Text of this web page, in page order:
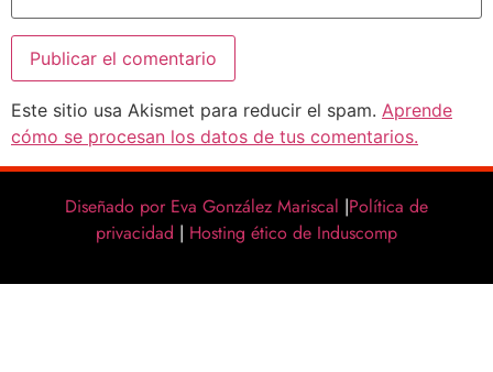
Este sitio usa Akismet para reducir el spam. Aprende
cómo se procesan los datos de tus comentarios.
Diseñado por Eva González Mariscal |Política de
privacidad | Hosting ético de Induscomp